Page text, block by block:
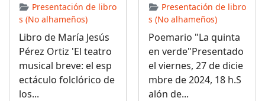
Presentación de libro
s (No alhameños)
Libro de María Jesús
Pérez Ortiz 'El teatro
musical breve: el esp
ectáculo folclórico de
los...
Presentación de libro
s (No alhameños)
Poemario "La quinta
en verde"Presentado
el viernes, 27 de dicie
mbre de 2024, 18 h.S
alón de...